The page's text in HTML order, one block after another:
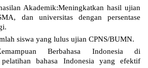
Akademik:Meningkatkan hasil ujian
dan universitas dengan persentase
siswa yang lulus ujian CPNS/BUMN.
Berbahasa Indonesia di
pelatihan bahasa Indonesia yang efektif